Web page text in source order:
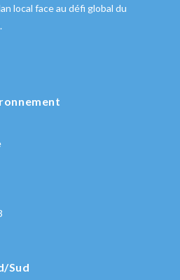
local face au défi global du
Sud